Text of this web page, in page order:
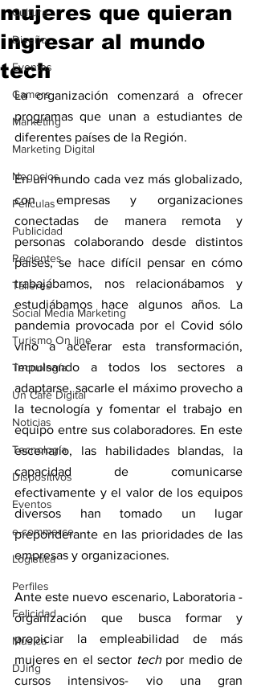
Cultura
Diseño
Eventos
Gamers
Marketing
Marketing Digital
Negocios
Películas
Publicidad
Recientes
Talleres
Social Media Marketing
Turismo On line
Tecnología
Un Café Digital
Noticias
Tecnología
Dispositivos
Eventos
e-commerce
Logística
Perfiles
Felicidad
Música
DJing
mujeres que quieran
ingresar al mundo
tech
La organización comenzará a ofrecer
programas que unan a estudiantes de
diferentes países de la Región.
En un mundo cada vez más globalizado,
con empresas y organizaciones
conectadas de manera remota y
personas colaborando desde distintos
países, se hace difícil pensar en cómo
trabajábamos, nos relacionábamos y
estudiábamos hace algunos años. La
pandemia provocada por el Covid sólo
vino a acelerar esta transformación,
impulsando a todos los sectores a
adaptarse, sacarle el máximo provecho a
la tecnología y fomentar el trabajo en
equipo entre sus colaboradores. En este
escenario, las habilidades blandas, la
capacidad de comunicarse
efectivamente y el valor de los equipos
diversos han tomado un lugar
preponderante en las prioridades de las
empresas y organizaciones.
Ante este nuevo escenario, Laboratoria -
organización que busca formar y
propiciar la empleabilidad de más
mujeres en el sector tech por medio de
cursos intensivos- vio una gran